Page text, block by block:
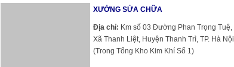
XƯỞNG SỬA CHỮA
Địa chỉ: Km số 03 Đường Phan Trọng Tuệ,
Xã Thanh Liệt, Huyện Thanh Trì, TP. Hà Nội
(Trong Tổng Kho Kim Khí Số 1)